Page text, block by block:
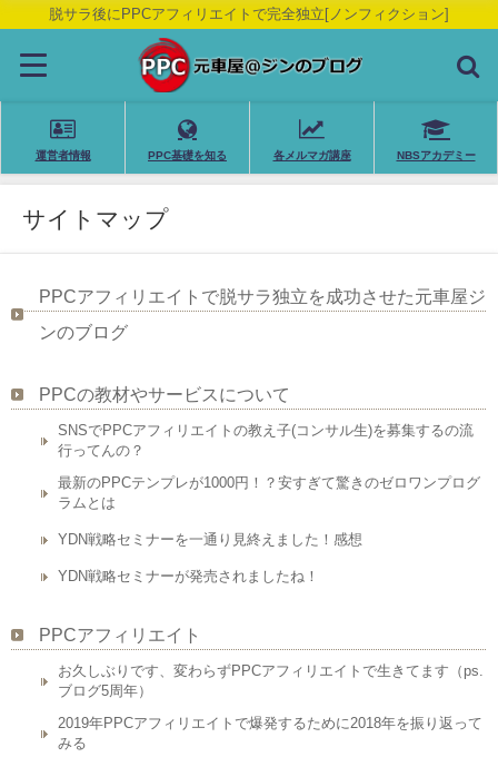
脱サラ後にPPCアフィリエイトで完全独立[ノンフィクション]
運営者情報 PPC基礎を知る 各メルマガ講座 NBSアカデミー
サイトマップ
PPCアフィリエイトで脱サラ独立を成功させた元車屋ジ
ンのブログ
PPCの教材やサービスについて
SNSでPPCアフィリエイトの教え子(コンサル生)を募集するの流
行ってんの？
最新のPPCテンプレが1000円！？安すぎて驚きのゼロワンプログ
ラムとは
YDN戦略セミナーを一通り見終えました！感想
YDN戦略セミナーが発売されましたね！
PPCアフィリエイト
お久しぶりです、変わらずPPCアフィリエイトで生きてます（ps.
ブログ5周年）
2019年PPCアフィリエイトで爆発するために2018年を振り返って
みる